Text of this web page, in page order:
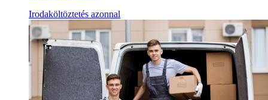
Irodaköltöztetés azonnal